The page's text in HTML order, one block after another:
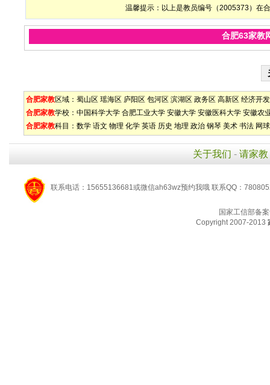
温馨提示：以上是教员编号（2005373）在
合肥63家教
合肥家教区域： 蜀山区 瑶海区 庐阳区 包河区 滨湖区 政务区 高新区 经济开
合肥家教学校： 中国科学大学 合肥工业大学 安徽大学 安徽医科大学 安徽农
合肥家教科目： 数学 语文 物理 化学 英语 历史 地理 政治 钢琴 美术 书法 网球
关于我们 - 请家教
联系电话：15655136681或微信ah63wz预约我哦 联系QQ：
国家工信部备
Copyright 2007-2013